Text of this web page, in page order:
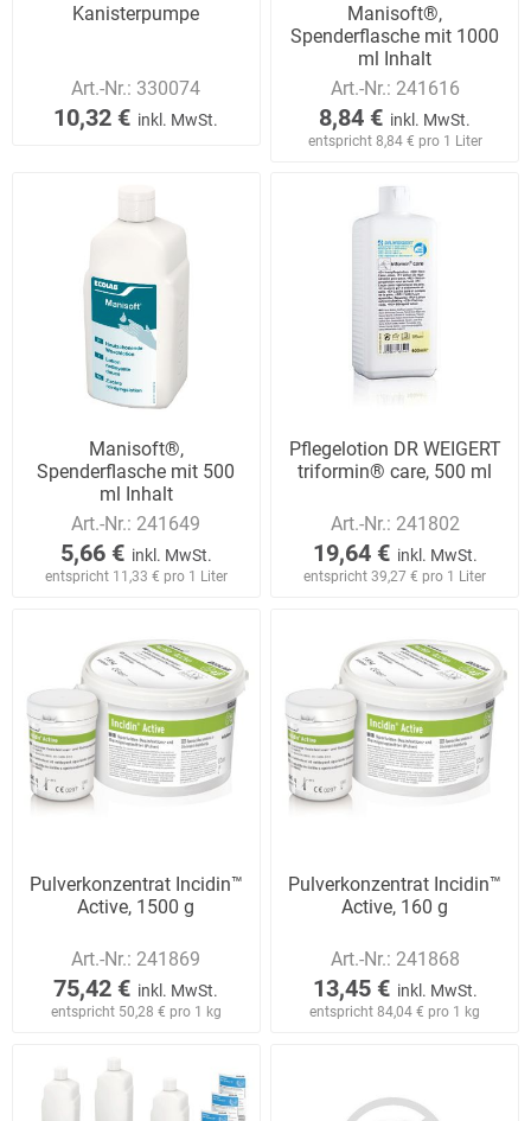
Kanisterpumpe
Art.-Nr.: 330074
10,32 € inkl. MwSt.
Manisoft®,
Spenderflasche mit 1000
ml Inhalt
Art.-Nr.: 241616
8,84 € inkl. MwSt.
entspricht 8,84 € pro 1 Liter
Manisoft®,
Spenderflasche mit 500
ml Inhalt
Art.-Nr.: 241649
5,66 € inkl. MwSt.
entspricht 11,33 € pro 1 Liter
Pflegelotion DR WEIGERT
triformin® care, 500 ml
Art.-Nr.: 241802
19,64 € inkl. MwSt.
entspricht 39,27 € pro 1 Liter
Pulverkonzentrat Incidin™
Active, 1500 g
Art.-Nr.: 241869
75,42 € inkl. MwSt.
entspricht 50,28 € pro 1 kg
Pulverkonzentrat Incidin™
Active, 160 g
Art.-Nr.: 241868
13,45 € inkl. MwSt.
entspricht 84,04 € pro 1 kg